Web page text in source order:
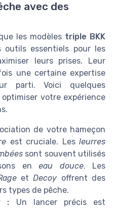
avec des
les modèles triple BKK
outils essentiels pour les
leurs prises. Leur
une certaine expertise
parti. Voici quelques
votre expérience
de votre hameçon
est cruciale. Les leurres
sont souvent utilisés
eneau douce. Les
etDecoy offrent des
types de pêche.
: Un lancer précis est